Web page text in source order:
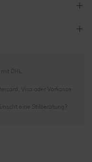
DHL
Visa oder Vorkasse
eine Stilberatung?